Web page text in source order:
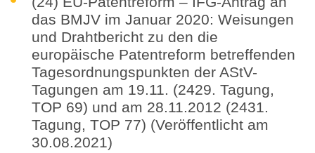
das BMJV im Januar 2020: Weisungen
und Drahtbericht zu den die
europäische Patentreform betreffenden
Tagesordnungspunkten der AStV-
Tagungen am 19.11. (2429. Tagung,
TOP 69) und am 28.11.2012 (2431.
Tagung, TOP 77) (Veröffentlicht am
30.08.2021)